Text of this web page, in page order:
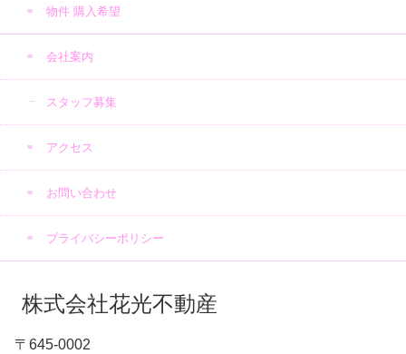
物件 購入希望
会社案内
スタッフ募集
アクセス
お問い合わせ
プライバシーポリシー
株式会社花光不動産
〒645-0002